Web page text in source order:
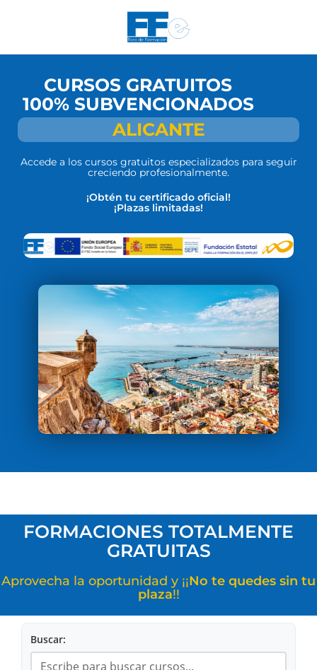
CURSOS GRATUITOS
100% SUBVENCIONADOS
ALICANTE
Accede a los cursos gratuitos especializados para seguir
creciendo profesionalmente.
¡Obtén tu certificado oficial!
¡Plazas limitadas!
FORMACIONES TOTALMENTE
GRATUITAS
Aprovecha la oportunidad y ¡¡No te quedes sin tu
plaza!!
Buscar: